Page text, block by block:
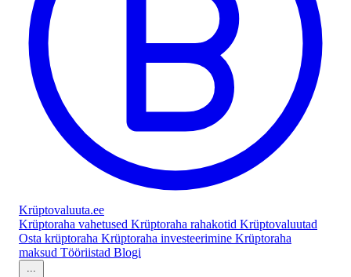
Krüptovaluuta.ee
Krüptoraha vahetused Krüptoraha rahakotid Krüptovaluutad
Osta krüptoraha Krüptoraha investeerimine Krüptoraha
maksud Tööriistad Blogi